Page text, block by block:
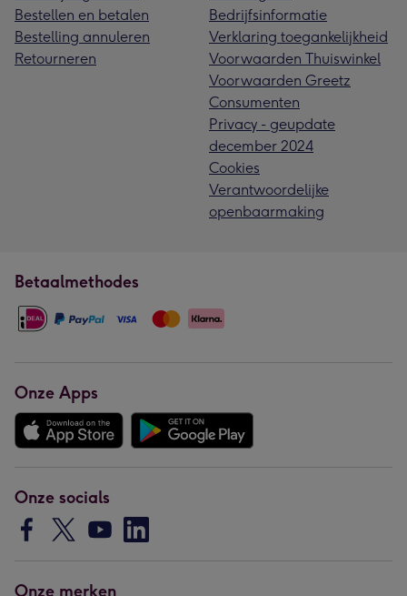
Bestellen en betalen
Bestelling annuleren
Retourneren
Bedrijfsinformatie
Verklaring toegankelijkheid
Voorwaarden Thuiswinkel
Voorwaarden Greetz
Consumenten
Privacy - geupdate
december 2024
Cookies
Verantwoordelijke
openbaarmaking
Betaalmethodes
Onze Apps
Onze socials
Onze merken